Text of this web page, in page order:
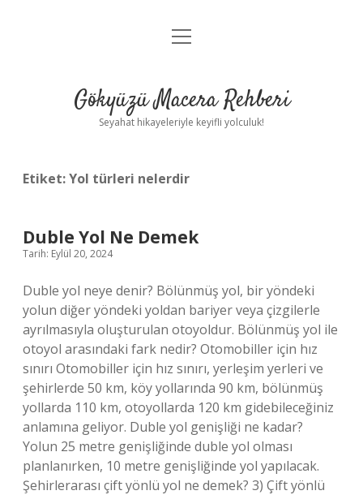
Anasayfa
Yasal Uyarı
menüyü
Gökyüzü Macera Rehberi
Seyahat hikayeleriyle keyifli yolculuk!
Etiket:Yol türleri nelerdir
Duble Yol Ne Demek
Tarih: Eylül 20, 2024
Duble yol neye denir? Bölünmüş yol, bir yöndeki
yolun diğer yöndeki yoldan bariyer veya çizgilerle
ayrılmasıyla oluşturulan otoyoldur. Bölünmüş yol ile
otoyol arasındaki fark nedir? Otomobiller için hız
sınırı Otomobiller için hız sınırı, yerleşim yerleri ve
şehirlerde 50 km, köy yollarında 90 km, bölünmüş
yollarda 110 km, otoyollarda 120 km gidebileceğiniz
anlamına geliyor. Duble yol genişliği ne kadar?
Yolun 25 metre genişliğinde duble yol olması
planlanırken, 10 metre genişliğinde yol yapılacak.
Şehirlerarası çift yönlü yol ne demek? 3) Çift yönlü